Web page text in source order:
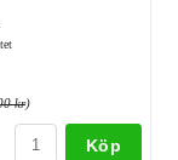
kr)
Köp